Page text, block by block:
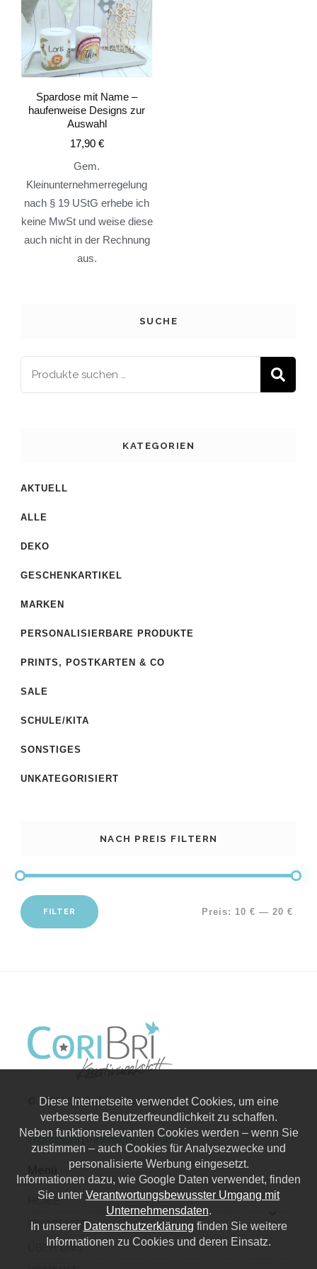
Spardose mit Name –
haufenweise Designs zur
Auswahl
17,90 €
Gem.
Kleinunternehmerregelung
nach § 19 UStG erhebe ich
keine MwSt und weise diese
auch nicht in der Rechnung
aus.
SUCHE
KATEGORIEN
AKTUELL
ALLE
DEKO
GESCHENKARTIKEL
MARKEN
PERSONALISIERBARE PRODUKTE
PRINTS, POSTKARTEN & CO
SALE
SCHULE/KITA
SONSTIGES
UNKATEGORISIERT
NACH PREIS FILTERN
FILTER Preis: 10 € — 20 €
© 2026 | CoriBri Kreativwerkstatt
Impressum|Datenschutz|AGB
HOME
PRODUKTE
ÜBER UNS
Diese Internetseite verwendet Cookies, um eine
verbesserte Benutzerfreundlichkeit zu schaffen.
Neben funktionsrelevanten Cookies werden – wenn Sie
zustimmen – auch Cookies für Analysezwecke und
personalisierte Werbung eingesetzt.
Informationen dazu, wie Google Daten verwendet, finden
Sie unter Verantwortungsbewusster Umgang mit
Unternehmensdaten.
In unserer Datenschutzerklärung finden Sie weitere
Informationen zu Cookies und deren Einsatz.